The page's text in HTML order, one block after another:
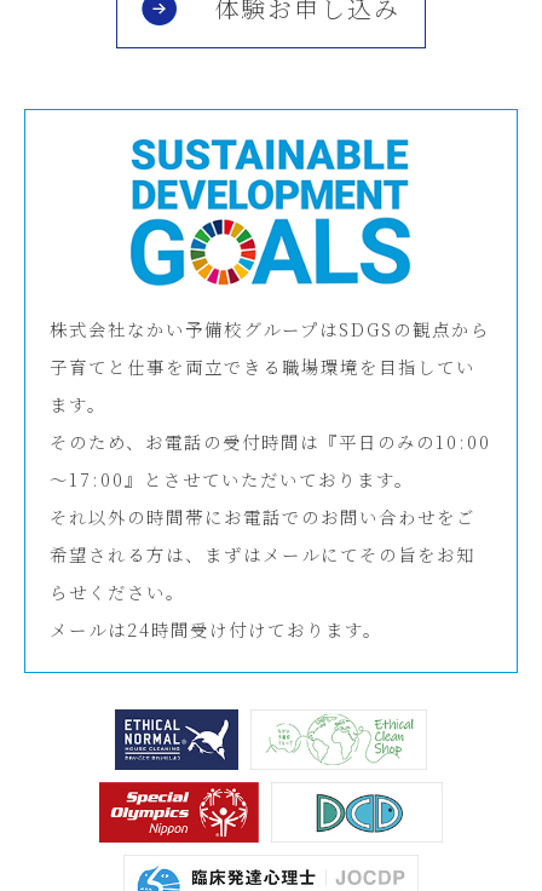
体験お申し込み
株式会社なかい予備校グループはSDGSの観点から
子育てと仕事を両立できる職場環境を目指してい
ます。
そのため、お電話の受付時間は『平日のみの10:00
～17:00』とさせていただいております。
それ以外の時間帯にお電話でのお問い合わせをご
希望される方は、まずはメールにてその旨をお知
らせください。
メールは24時間受け付けております。